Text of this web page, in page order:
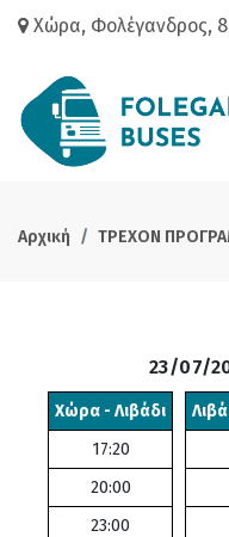
Χώρα, Φολέγανδρος,
Αρχική ΤΡΕΧΟΝ
23/07/
Χώρα - Λιβάδι
17:20
20:00
23:00